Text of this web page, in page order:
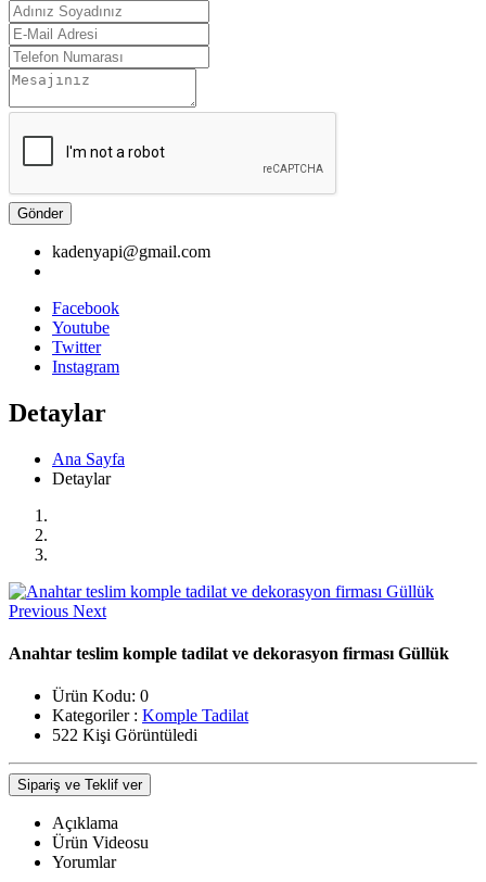
Gönder
kadenyapi@gmail.com
Facebook
Youtube
Twitter
Instagram
Detaylar
Ana Sayfa
Detaylar
Previous Next
Anahtar teslim komple tadilat ve dekorasyon firması Güllük
Ürün Kodu: 0
Kategoriler : Komple Tadilat
522 Kişi Görüntüledi
Sipariş ve Teklif ver
Açıklama
Ürün Videosu
Yorumlar